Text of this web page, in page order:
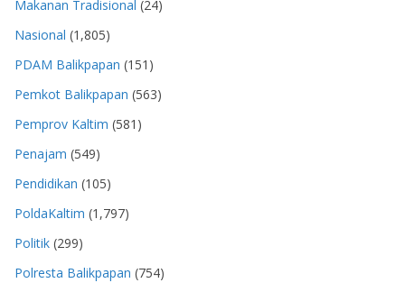
Makanan Tradisional (24)
Nasional (1,805)
PDAM Balikpapan (151)
Pemkot Balikpapan (563)
Pemprov Kaltim (581)
Penajam (549)
Pendidikan (105)
PoldaKaltim (1,797)
Politik (299)
Polresta Balikpapan (754)